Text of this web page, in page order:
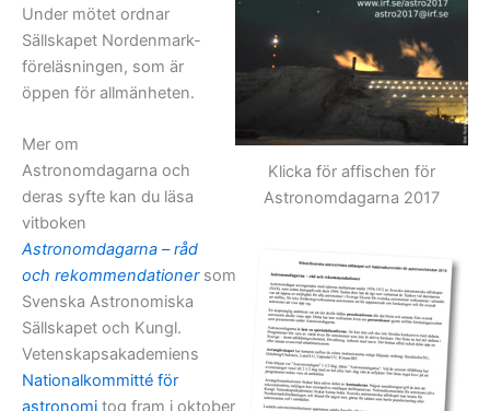
Klicka för affischen för
Astronomdagarna 2017
Under mötet ordnar
Sällskapet Nordenmark-
föreläsningen, som är
öppen för allmänheten.
Mer om
Astronomdagarna och
deras syfte kan du läsa
vitboken
Astronomdagarna – råd
och rekommendationersom
Svenska Astronomiska
Sällskapet och Kungl.
Vetenskapsakademiens
Nationalkommitté för
astronomi tog fram i oktober